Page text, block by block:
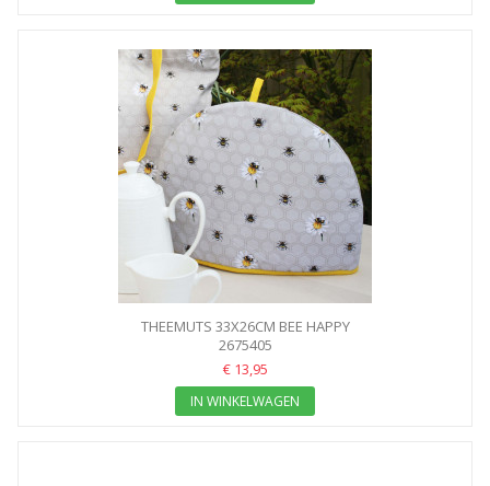
THEEMUTS 33X26CM BEE HAPPY
2675405
€ 13,95
IN WINKELWAGEN